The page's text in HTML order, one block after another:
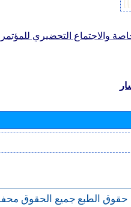
والاجتماع التحضيري
حقوق الطبع جميع الحقوق